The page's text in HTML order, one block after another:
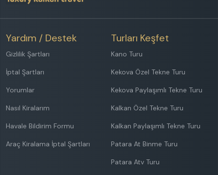
Yardım / Destek
Gizlilik Şartları
İptal Şartları
Yorumlar
Nasıl Kiralarım
Havale Bildirim Formu
Araç Kiralama İptal Şartları
Turları Keşfet
Kano Turu
Kekova Özel Tekne Turu
Kekova Paylaşımlı Tekne Turu
Kalkan Özel Tekne Turu
Kalkan Paylaşımlı Tekne Turu
Patara At Binme Turu
Patara Atv Turu